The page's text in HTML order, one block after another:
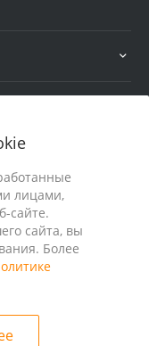
лицами,
сайте.
сайта, вы
Более